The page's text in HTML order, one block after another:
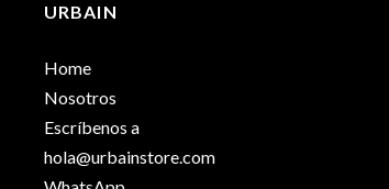
URBAIN
Home
Nosotros
Escríbenos a
hola@urbainstore.com